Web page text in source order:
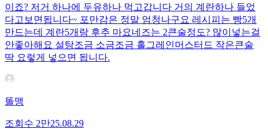
이죠? 저거 하나에 두유하나 먹고갑니다 거의 계란하나 들었
다고보면됩니다~ 포만감은 정말 엄청나구요 레시피는 빵5개
만드는데 계란5개랑 후추 마요네즈는 2큰술정도? 많이넣는걸
안좋아해요 설탕조금 소금조금 홀그레인머스터드 작은큰술
딱 요렇게 넣으면 됩니다.
똘맹
조회수 2만25.08.29